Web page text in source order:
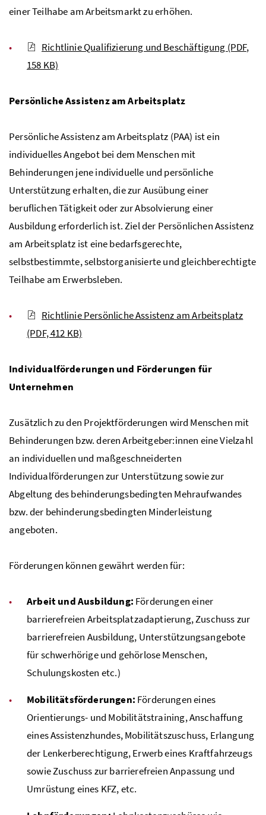
einer Teilhabe am Arbeitsmarkt zu erhöhen.
Richtlinie Qualifizierung und Beschäftigung (PDF,
158 KB)
Persönliche Assistenz am Arbeitsplatz
Persönliche Assistenz am Arbeitsplatz (PAA) ist ein
individuelles Angebot bei dem Menschen mit
Behinderungen jene individuelle und persönliche
Unterstützung erhalten, die zur Ausübung einer
beruflichen Tätigkeit oder zur Absolvierung einer
Ausbildung erforderlich ist. Ziel der Persönlichen Assistenz
am Arbeitsplatz ist eine bedarfsgerechte,
selbstbestimmte, selbstorganisierte und gleichberechtigte
Teilhabe am Erwerbsleben.
Richtlinie Persönliche Assistenz am Arbeitsplatz
(PDF, 412 KB)
Individualförderungen und Förderungen für
Unternehmen
Zusätzlich zu den Projektförderungen wird Menschen mit
Behinderungen bzw. deren Arbeitgeber:innen eine Vielzahl
an individuellen und maßgeschneiderten
Individualförderungen zur Unterstützung sowie zur
Abgeltung des behinderungsbedingten Mehraufwandes
bzw. der behinderungsbedingten Minderleistung
angeboten.
Förderungen können gewährt werden für:
Arbeit und Ausbildung: Förderungen einer
barrierefreien Arbeitsplatzadaptierung, Zuschuss zur
barrierefreien Ausbildung, Unterstützungsangebote
für schwerhörige und gehörlose Menschen,
Schulungskosten etc.)
Mobilitätsförderungen: Förderungen eines
Orientierungs- und Mobilitätstraining, Anschaffung
eines Assistenzhundes, Mobilitätszuschuss, Erlangung
der Lenkerberechtigung, Erwerb eines Kraftfahrzeugs
sowie Zuschuss zur barrierefreien Anpassung und
Umrüstung eines KFZ, etc.